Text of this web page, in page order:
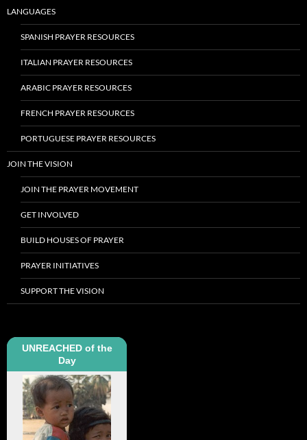
LANGUAGES
SPANISH PRAYER RESOURCES
ITALIAN PRAYER RESOURCES
ARABIC PRAYER RESOURCES
FRENCH PRAYER RESOURCES
PORTUGUESE PRAYER RESOURCES
JOIN THE VISION
JOIN THE PRAYER MOVEMENT
GET INVOLVED
BUILD HOUSES OF PRAYER
PRAYER INITIATIVES
SUPPORT THE VISION
UNREACHED of the
Day